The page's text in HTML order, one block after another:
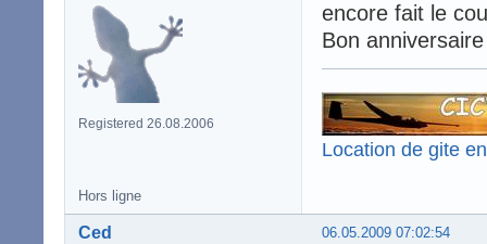
Registered 26.08.2006
encore fait le
Bon
Location de gite
Hors ligne
06.05.2009 07:02:54
Ced